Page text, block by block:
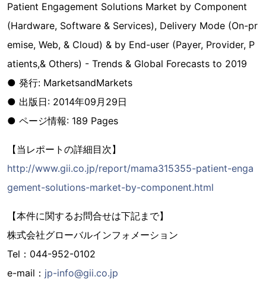
Patient Engagement Solutions Market by Component
(Hardware, Software & Services), Delivery Mode (On-pr
emise, Web, & Cloud) & by End-user (Payer, Provider, P
atients,& Others) - Trends & Global Forecasts to 2019
● 発行: MarketsandMarkets
● 出版日: 2014年09月29日
● ページ情報: 189 Pages
【当レポートの詳細目次】
http://www.gii.co.jp/report/mama315355-patient-enga
gement-solutions-market-by-component.html
【本件に関するお問合せは下記まで】
株式会社グローバルインフォメーション
Tel：044-952-0102
e-mail： jp-info@gii.co.jp